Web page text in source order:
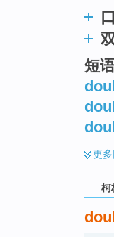
短
更多
柯